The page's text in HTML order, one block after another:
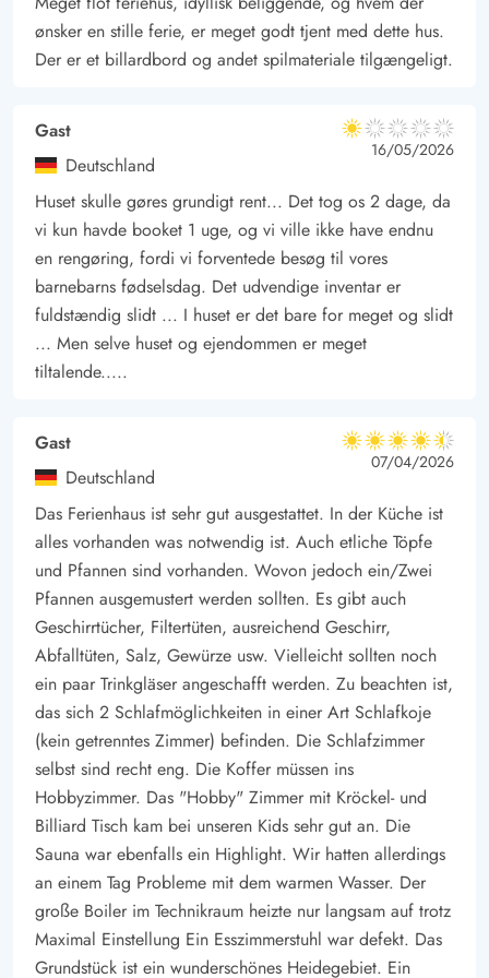
und Tischfußball, ist ganz klar der perfekte Unterhaltungsfaktor.
Sollte sich das Wetter einmal von seiner unbeständigen Seite
spielen. Es gibt im Garten sogar einen Kletterturm für die
Für Allergiker ist dieses Haus gut geeignet, u.a. ist das ganze
Haus mit Hartböden (Holz und Fliesen) versehen, Haustiere
sind nicht gestattet.
Für Gäste, die z.B. auf einen Rollator angewiesen sind, hat
dieses Haus den Vorteil, dass es im Haus keine Stufen gibt und
die Türbreite bei allen Räumen 80 cm beträgt. Es sind zudem
2 Holzrampen vorhanden.
Teilweise überdachte Terrassen mit herrlichem Ausblick -
Spielplatz
Aus dem Wohnbereich heraus erreicht ihr die teilweise
überdachten Terrassen, welche zu vielen Stunden an der
frischen Luft, zum Sonnenbaden oder um den Tag entspannt
ausklingen zu lassen, einladen. Gerade, wenn die umliegende
Heide blüht, habt ihr einen wunderschönen Ausblick, untermalt
vom Zwitschern der vielen Vögel und dem Duft des Waldes.
Für eureKinder gibt es einen kleinen, eigenen Spielplatz auf
dem 2.500 m2 großem Grundstück. Klettern, rutschen,
schaukeln und im Sand spielen - während ihr das Essen
zubereitet oder vielleicht einfach ein Buch lest, sind eure
Kinder gut beschäftigt.
Ferienhaus mitten im Grünen auf Römö
Die Insel Römö ist eine der beliebtesten Urlaubsregionen an
der dänischen Westküste. Schnell und unkompliziert über einen
Damm zu erreichen, bietet die Insel im Wattenmeer eine
unglaublich vielfältige Natur. Wald, Heide, Wattenmeer, einen
ønsker en stille ferie, er meget godt tjent med dette hus.
Der er et billardbord og andet spilmateriale tilgængeligt.
Gast
Deutschland
1 von 5
1 von 5
1 out of 5
16/05/2026
Huset skulle gøres grundigt rent... Det tog os 2 dage, da
vi kun havde booket 1 uge, og vi ville ikke have endnu
en rengøring, fordi vi forventede besøg til vores
barnebarns fødselsdag. Det udvendige inventar er
fuldstændig slidt ... I huset er det bare for meget og slidt
... Men selve huset og ejendommen er meget
tiltalende.....
Gast
Deutschland
4.5 von 5
4.5 von 5
4.5 out of 5
07/04/2026
Das Ferienhaus ist sehr gut ausgestattet. In der Küche ist
alles vorhanden was notwendig ist. Auch etliche Töpfe
und Pfannen sind vorhanden. Wovon jedoch ein/Zwei
Pfannen ausgemustert werden sollten. Es gibt auch
Geschirrtücher, Filtertüten, ausreichend Geschirr,
Abfalltüten, Salz, Gewürze usw. Vielleicht sollten noch
ein paar Trinkgläser angeschafft werden. Zu beachten ist,
das sich 2 Schlafmöglichkeiten in einer Art Schlafkoje
(kein getrenntes Zimmer) befinden. Die Schlafzimmer
selbst sind recht eng. Die Koffer müssen ins
Hobbyzimmer. Das "Hobby" Zimmer mit Kröckel- und
Billiard Tisch kam bei unseren Kids sehr gut an. Die
Sauna war ebenfalls ein Highlight. Wir hatten allerdings
an einem Tag Probleme mit dem warmen Wasser. Der
große Boiler im Technikraum heizte nur langsam auf trotz
Maximal Einstellung Ein Esszimmerstuhl war defekt. Das
Grundstück ist ein wunderschönes Heidegebiet. Ein